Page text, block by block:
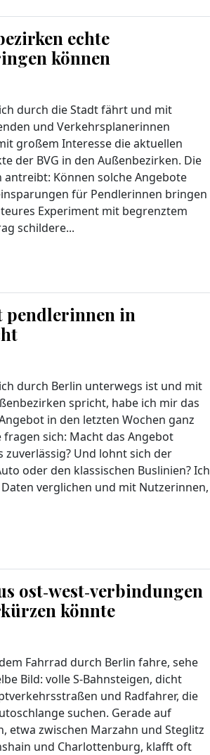
echte
können
durch die Stadt fährt und mit
und Verkehrsplanerinnen
großem Interesse die aktuellen
der BVG in den Außenbezirken. Die
antreibt: Können solche Angebote
für Pendlerinnen bringen
Experiment mit begrenztem
schildere...
pendlerinnen in
durch Berlin unterwegs ist und mit
spricht, habe ich mir das
in den letzten Wochen ganz
fragen sich: Macht das Angebot
zuverlässig? Und lohnt sich der
oder den klassischen Buslinien? Ich
verglichen und mit Nutzerinnen,
ost‑west‑verbindungen
könnte
Fahrrad durch Berlin fahre, sehe
Bild: volle S‑Bahnsteigen, dicht
und Radfahrer, die
suchen. Gerade auf
etwa zwischen Marzahn und Steglitz
und Charlottenburg, klafft oft